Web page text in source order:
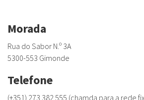
Morada
Rua do Sabor N.º 3A
5300-553 Gimonde
Telefone
(+351) 273 382 555 (chamda para a rede